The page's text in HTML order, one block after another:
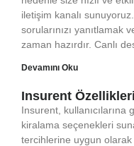
iletişim kanalı
sorularınızı yanıtlamak
zaman hazırdır. Canlı
Devamını Oku
Insurent Özellikleri
Insurent,
kiralama seçenekleri
tercihlerine uygun